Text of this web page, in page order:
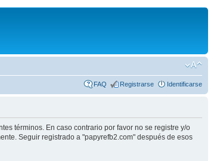
FAQ Registrarse Identificarse
términos. En caso contrario por favor no se registre y/o
Seguir registrado a "papyrefb2.com" después de esos